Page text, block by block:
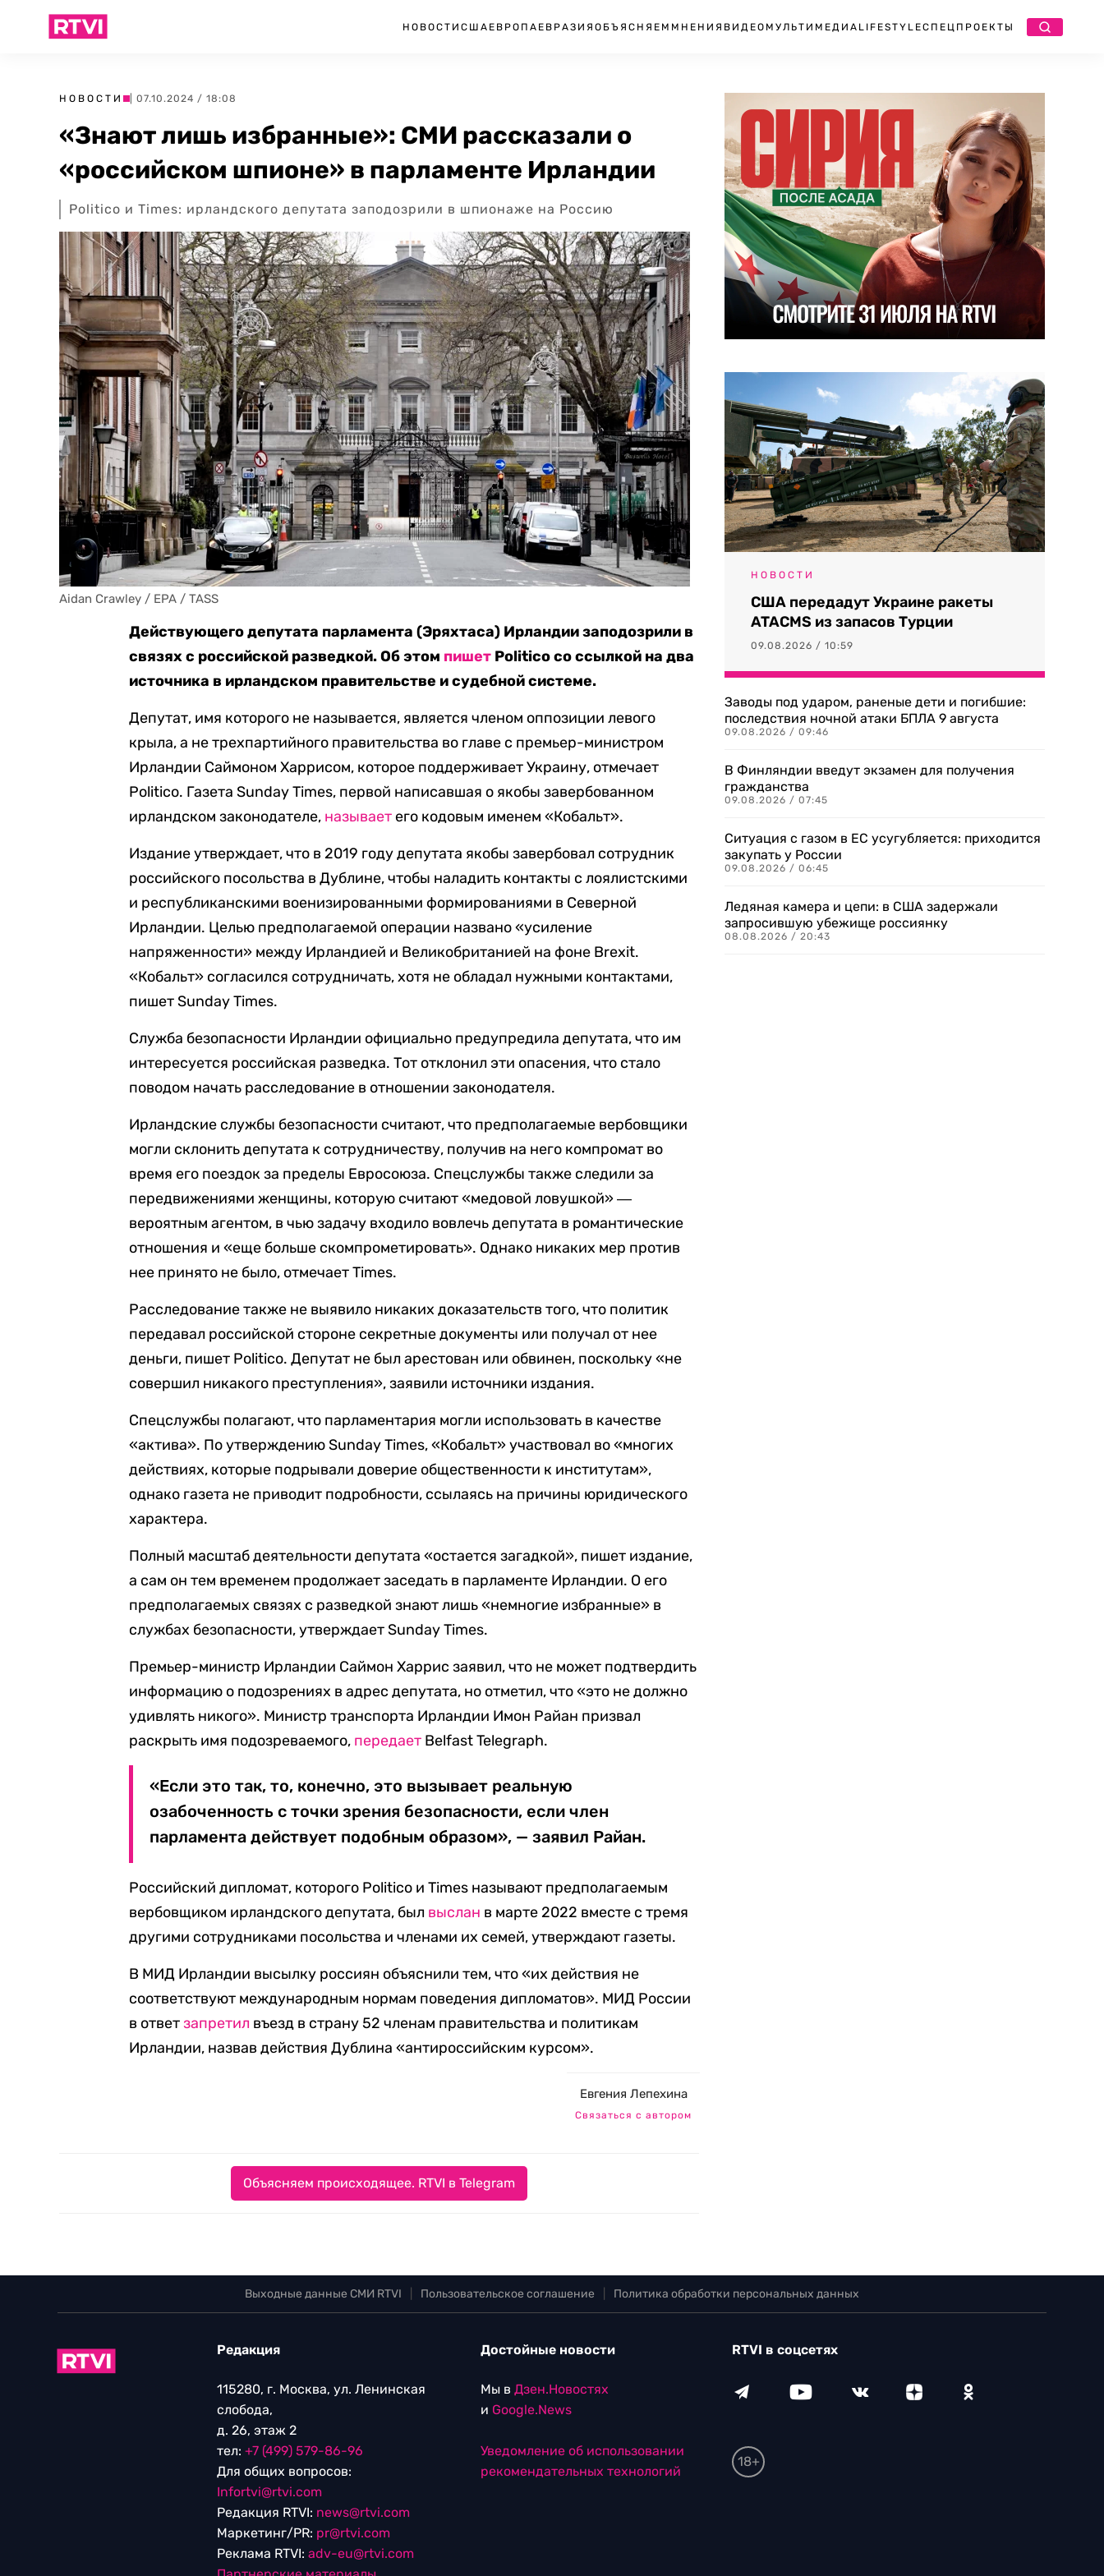
НОВОСТИ США ЕВРОПА ЕВРАЗИЯ ОБЪЯСНЯЕМ МНЕНИЯ ВИДЕО МУЛЬТИМЕДИА LIFESTYLEСПЕЦПРОЕКТЫ
НОВОСТИ | 07.10.2024 / 18:08
«Знают лишь избранные»: СМИ рассказали о
«российском шпионе» в парламенте Ирландии
Politico и Times: ирландского депутата заподозрили в шпионаже на Россию
Aidan Crawley / EPA / TASS
Действующего депутата парламента (Эряхтаса) Ирландии заподозрили в
связях с российской разведкой. Об этом пишет Politico со ссылкой на два
источника в ирландском правительстве и судебной системе.
Депутат, имя которого не называется, является членом оппозиции левого
крыла, а не трехпартийного правительства во главе с премьер-министром
Ирландии Саймоном Харрисом, которое поддерживает Украину, отмечает
Politico. Газета Sunday Times, первой написавшая о якобы завербованном
ирландском законодателе, называетего кодовым именем «Кобальт».
Издание утверждает, что в 2019 году депутата якобы завербовал сотрудник
российского посольства в Дублине, чтобы наладить контакты с лоялистскими
и республиканскими военизированными формированиями в Северной
Ирландии. Целью предполагаемой операции названо «усиление
напряженности» между Ирландией и Великобританией на фоне Brexit.
«Кобальт» согласился сотрудничать, хотя не обладал нужными контактами,
пишет Sunday Times.
Служба безопасности Ирландии официально предупредила депутата, что им
интересуется российская разведка. Тот отклонил эти опасения, что стало
поводом начать расследование в отношении законодателя.
Ирландские службы безопасности считают, что предполагаемые вербовщики
могли склонить депутата к сотрудничеству, получив на него компромат во
время его поездок за пределы Евросоюза. Спецслужбы также следили за
передвижениями женщины, которую считают «медовой ловушкой» ―
вероятным агентом, в чью задачу входило вовлечь депутата в романтические
отношения и «еще больше скомпрометировать». Однако никаких мер против
нее принято не было, отмечает Times.
Расследование также не выявило никаких доказательств того, что политик
передавал российской стороне секретные документы или получал от нее
деньги, пишет Politico. Депутат не был арестован или обвинен, поскольку «не
совершил никакого преступления», заявили источники издания.
Спецслужбы полагают, что парламентария могли использовать в качестве
«актива». По утверждению Sunday Times, «Кобальт» участвовал во «многих
действиях, которые подрывали доверие общественности к институтам»,
однако газета не приводит подробности, ссылаясь на причины юридического
характера.
Полный масштаб деятельности депутата «остается загадкой», пишет издание,
а сам он тем временем продолжает заседать в парламенте Ирландии. О его
предполагаемых связях с разведкой знают лишь «немногие избранные» в
службах безопасности, утверждает Sunday Times.
Премьер-министр Ирландии Саймон Харрис заявил, что не может подтвердить
информацию о подозрениях в адрес депутата, но отметил, что «это не должно
удивлять никого». Министр транспорта Ирландии Имон Райан призвал
раскрыть имя подозреваемого, передает Belfast Telegraph.
«Если это так, то, конечно, это вызывает реальную
озабоченность с точки зрения безопасности, если член
парламента действует подобным образом», — заявил Райан.
Российский дипломат, которого Politico и Times называют предполагаемым
вербовщиком ирландского депутата, был выслан в марте 2022 вместе с тремя
другими сотрудниками посольства и членами их семей, утверждают газеты.
В МИД Ирландии высылку россиян объяснили тем, что «их действия не
соответствуют международным нормам поведения дипломатов». МИД России
в ответзапретил въезд в страну 52 членам правительства и политикам
Ирландии, назвав действия Дублина «антироссийским курсом».
Евгения Лепехина
Связаться с автором
Объясняем происходящее. RTVI в Telegram
НОВОСТИ
США передадут Украине ракеты
ATACMS из запасов Турции
09.08.2026 / 10:59
Заводы под ударом, раненые дети и погибшие:
последствия ночной атаки БПЛА 9 августа
09.08.2026 / 09:46
В Финляндии введут экзамен для получения
гражданства
09.08.2026 / 07:45
Ситуация с газом в ЕС усугубляется: приходится
закупать у России
09.08.2026 / 06:45
Ледяная камера и цепи: в США задержали
запросившую убежище россиянку
08.08.2026 / 20:43
Выходные данные СМИ RTVI Пользовательское соглашение Политика обработки персональных данных
Редакция
115280, г. Москва, ул. Ленинская
слобода,
д. 26, этаж 2
тел: +7 (499) 579-86-96
Для общих вопросов:
Infortvi@rtvi.com
Редакция RTVI: news@rtvi.com
Маркетинг/PR: pr@rtvi.com
Реклама RTVI: adv-eu@rtvi.com
Достойные новости
Мы в Дзен.Новостях
и Google.News
Уведомление об использовании
рекомендательных технологий
RTVI в соцсетях
18+